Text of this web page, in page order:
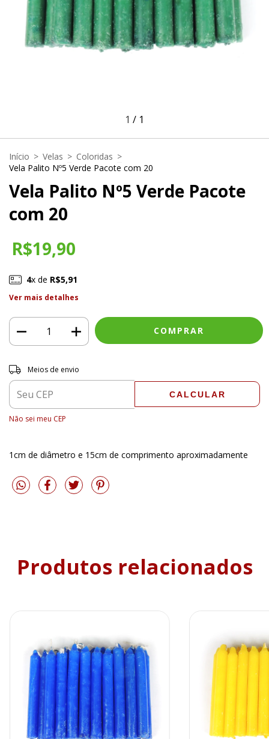
1 / 1
Início > Velas > Coloridas >
Vela Palito Nº5 Verde Pacote com 20
Vela Palito Nº5 Verde Pacote
com 20
R$19,90
4x de R$5,91
Ver mais detalhes
Entregas para o CEP:
Meios de envio
CALCULAR
Não sei meu CEP
1cm de diâmetro e 15cm de comprimento aproximadamente
Produtos relacionados